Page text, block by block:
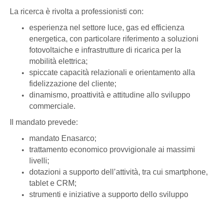
La ricerca è rivolta a professionisti con:
esperienza nel settore luce, gas ed efficienza
energetica, con particolare riferimento a soluzioni
fotovoltaiche e infrastrutture di ricarica per la
mobilità elettrica;
spiccate capacità relazionali e orientamento alla
fidelizzazione del cliente;
dinamismo, proattività e attitudine allo sviluppo
commerciale.
Il mandato prevede:
mandato Enasarco;
trattamento economico provvigionale ai massimi
livelli;
dotazioni a supporto dell’attività, tra cui smartphone,
tablet e CRM;
strumenti e iniziative a supporto dello sviluppo